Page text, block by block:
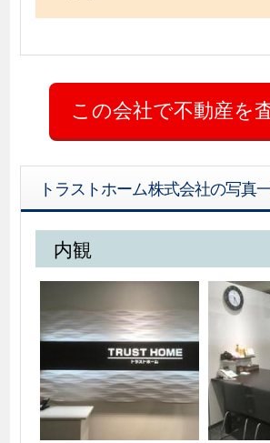
トラストホーム株式会社の写真
内観